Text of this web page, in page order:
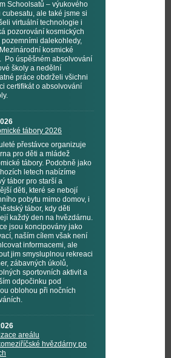
Schoolsatů – výukového
cubesatu, ale také jsme si
virtuální technologie i
pozorování kosmických
pozemními dalekohledy,
kosmické
Po úspěšném absolvování
školy a nedělní
práce obdrželi všichni
certifikát o absolvování
tábory 2026
přestávce organizuje
pro děti a mládež
tábory. Podobně jako
letech nabízíme
tábor pro starší a
děti, které se nebojí
pobytu mimo domov, i
tábor, kdy děti
každý den na hvězdárnu.
jsou koncipovány jako
naším cílem však není
informacemi, ale
jim smysluplnou rekreaci
zábavných úkolů,
sportovních aktivit a
odpočinku pod
oblohou při nočních
areálu
hvězdárny po